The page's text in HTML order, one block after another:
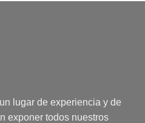
lugar de experiencia y de
exponer todos nuestros